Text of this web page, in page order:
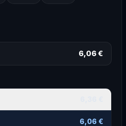
6,06 €
6,06 €